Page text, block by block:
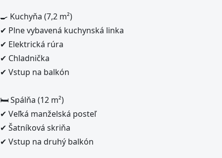
🍳 Kuchyňa (7,2 m²)
✔ Plne vybavená kuchynská linka
✔ Elektrická rúra
✔ Chladnička
✔ Vstup na balkón
🛏 Spálňa (12 m²)
✔ Veľká manželská posteľ
✔ Šatníková skriňa
✔ Vstup na druhý balkón